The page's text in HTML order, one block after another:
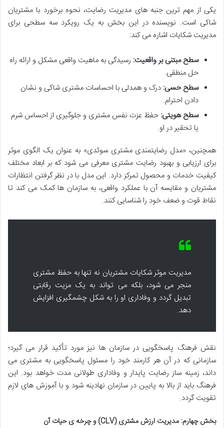
یکی از مهم ترین جنبه های مدیریت رضایت، نحوه برخورد با مشتریان
شاکی است. نویسنده در این بخش به یک رویکرد سه سطحی برای
مدیریت شکایات اشاره می کند:
سطح مبتنی بر واقعیت: رسیدگی به ماهیت واقعی مشکل و ارائه راه
حل منطقی.
سطح حسی: درک و همدلی با احساسات مشتری شاکی و نشان
دادن احترام.
سطح هویتی: حفظ عزت نفس مشتری و جلوگیری از احساس شرم
یا تحقیر در او.
همچنین، «مدل رضایتمندی مشتری سوئدی» به عنوان یک الگوی موثر
برای ارزیابی و بهبود رضایت مشتری معرفی می شود که بر ابعاد مختلف
کیفیت خدمات و محصول تمرکز دارد. این مدل با در نظر گرفتن انتظارات
مشتریان و مقایسه آن با عملکرد واقعی، به سازمان ها کمک می کند تا
نقاط قوت و ضعف خود را شناسایی کنند.
مدیریت موثر شکایات مشتریان نه تنها به حفظ مشتری
منجر می شود، بلکه می تواند به یک مزیت رقابتی
تبدیل گردد و وفاداری او را به شکل چشمگیری افزایش
دهد.
نقش فرهنگ پاسخگویی در سازمان ها نیز مورد تأکید قرار می گیرد؛
سازمانی که در آن هر کارمند خود را مسئول پاسخگویی به مشتری می
داند، زمینه ساز رضایت پایدار و وفاداری طولانی مدت خواهد بود. این
فرهنگ باید از بالا به پایین در سازمان نهادینه شود و با آموزش های لازم
تقویت گردد.
بخش چهارم: مدیریت ارزش مشتری (CLV) و چرخه ی حیات آن